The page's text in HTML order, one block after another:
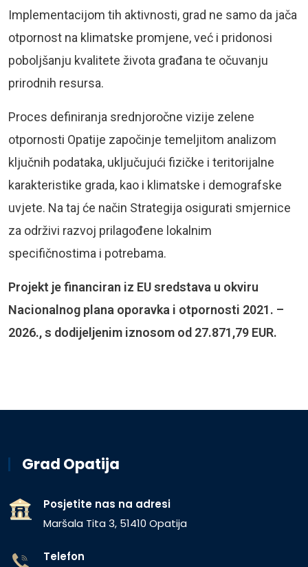
Implementacijom tih aktivnosti, grad ne samo da jača
otpornost na klimatske promjene, već i pridonosi
poboljšanju kvalitete života građana te očuvanju
prirodnih resursa.
Proces definiranja srednjoročne vizije zelene
otpornosti Opatije započinje temeljitom analizom
ključnih podataka, uključujući fizičke i teritorijalne
karakteristike grada, kao i klimatske i demografske
uvjete. Na taj će način Strategija osigurati smjernice
za održivi razvoj prilagođene lokalnim
specifičnostima i potrebama.
Projekt je financiran iz EU sredstava u okviru
Nacionalnog plana oporavka i otpornosti 2021. –
2026., s dodijeljenim iznosom od 27.871,79 EUR.
Grad Opatija
Posjetite nas na adresi
Maršala Tita 3, 51410 Opatija
Telefon